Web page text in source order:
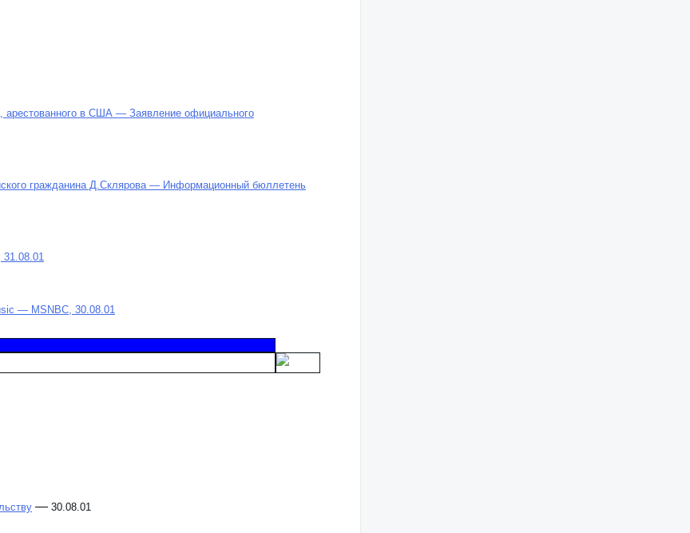
арестованного в США — Заявление официального
гражданина Д.Склярова — Информационный бюллетень
31.08.01
— MSNBC, 30.08.01
— 30.08.01